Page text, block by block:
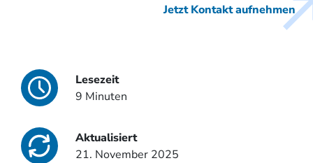
Lesezeit
9 Minuten
Aktualisiert
21. November 2025
Jetzt Kontakt aufnehmen